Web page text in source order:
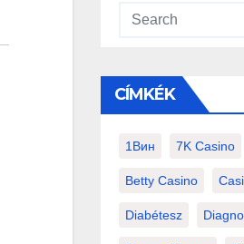
CÍMKÉK
1Вин 7K Casino
Betty Casino
Diabétesz